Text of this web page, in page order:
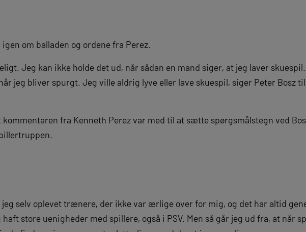
om balladen og ordene fra Perez.
Jeg kan ikke holde det ud, når sådan en mand siger, at jeg laver
jeg bliver spurgt. Jeg ville aldrig lyve eller lave skuespil, siger Peter Bosz til
fra Kenneth Perez var med til at sætte spørgsmålstegn ved
jeg selv oplevet trænere, der ikke var ærlige over for mig, og det har altid
store uenigheder med spillere, også i PSV. Men så går jeg ud fra, at når